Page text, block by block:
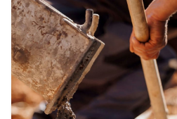
respectueux de